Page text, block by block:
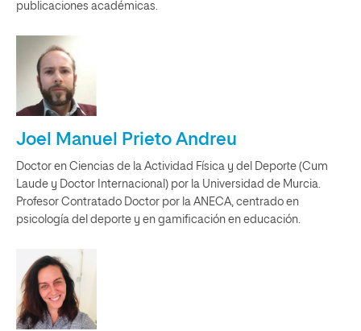
publicaciones académicas.
Joel Manuel Prieto Andreu
Doctor en Ciencias de la Actividad Física y del Deporte (Cum
Laude y Doctor Internacional) por la Universidad de Murcia.
Profesor Contratado Doctor por la ANECA, centrado en
psicología del deporte y en gamificación en educación.